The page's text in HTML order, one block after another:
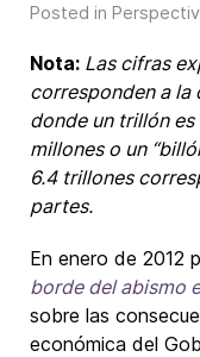
Posted in
Nota: Las cifras
corresponden a la
donde un trillón
millones o un
6.4 trillones
partes.
En enero de 2012
borde del abismo
sobre las
económica del